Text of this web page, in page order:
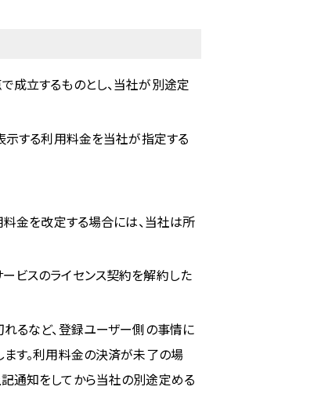
成立するものとし、当社が別途定
示する利用料金を当社が指定する
料金を改定する場合には、当社は所
ビスのライセンス契約を解約した
るなど、登録ユーザー側の事情に
す。利用料金の決済が未了の場
通知をしてから当社の別途定める